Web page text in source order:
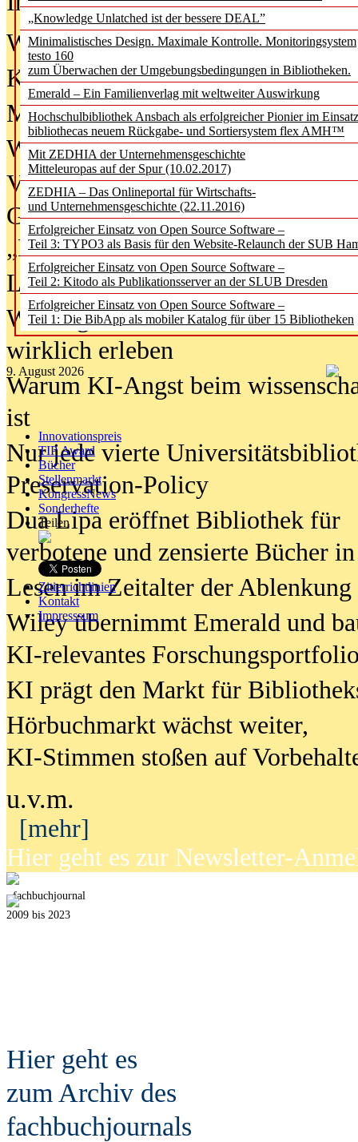
„Knowledge Unlatched ist der bessere DEAL”
Minimalistisches Design. Maximale Kontrolle. Monitoringsystem
testo 160
zum Überwachen der Umgebungsbedingungen in Bibliotheken.
Emerald – Ein Familienverlag mit weltweiter Auswirkung
Hochschulbibliothek Ansbach als erfolgreicher Pionier im
bibliothecas neuem Rückgabe- und Sortiersystem flex AMH™
Mit ZEDHIA der Unternehmensgeschichte
Mitteleuropas auf der Spur (10.02.2017)
ZEDHIA – Das Onlineportal für Wirtschafts-
und Unternehmensgeschichte (22.11.2016)
Erfolgreicher Einsatz von Open Source Software –
Teil 3: TYPO3 als Basis für den Website-Relaunch der SUB
Erfolgreicher Einsatz von Open Source Software –
Teil 2: Kitodo als Publikationsserver an der SLUB Dresden
Erfolgreicher Einsatz von Open Source Software –
Teil 1: Die BibApp als mobiler Katalog für über 15 Bibliotheken
9. August 2026
Innovationspreis
TIP Award
Bücher
Stellenmarkt
KongressNews
Sonderhefte
Teilen
Zitierrichtlinien
Kontakt
Impresssum
Was Hochschul­bibliotheken von
Kinder in der digitalen Welt
Metadaten als Infrastruktur
Wenn Bots katalogisieren
Von Abschlusskleidern bis
Geisterjagd-Ausrüstung in der
„Library of Things“ unterwegs
Lesen als Infrastrukturaufgabe
Wie Jugendliche Social Media
wirklich erleben
Warum KI-Angst beim
ist
Nur jede vierte
Preservation-Policy
Dua Lipa eröffnet Bibliothek für
verbotene und zensierte Bücher
Lesen im Zeitalter der Ablenkung
Wiley übernimmt Emerald und
KI-relevantes
KI prägt den Markt für
Hörbuchmarkt wächst weiter,
KI-Stimmen stoßen auf
u.v.m.
[mehr]
Hier geht es zur Newsletter-
fachbuchjournal
2009 bis 2023
Hier geht es
zum Archiv des
fachbuchjournals